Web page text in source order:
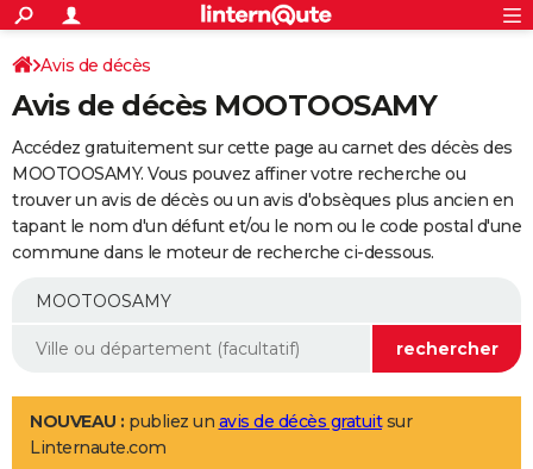
ACTUALITÉS
Politique
Société
Faits Divers
Education
Monde
Villes
+
SPORT
Coupe du monde 2026
Football
Tennis
Cyclisme
Rugby
Forum
Programme TV
TNT
Streaming
Cinéma
Sorties cinéma
Musique
+
FINANCE
Retraite
Epargne
Immobilier
Risques naturels par ville
Assurance
AUTO
Essais
Réserver un essai
Citadines
Berlines
SUV
Forum auto
+
Mobiles
Meilleur smartphone
Internet
Ordinateurs
Jeux vidéo
Guide high-tech
Aménagement intérieur
LIFESTYLE
Art de vivre
Bien-être
Loisirs
Mode
Modes de vie
Avis de décès
Avis de décès MOOTOOSAMY
Accédez gratuitement sur cette page au carnet des décès des
MOOTOOSAMY. Vous pouvez affiner votre recherche ou
trouver un avis de décès ou un avis d'obsèques plus ancien en
tapant le nom d'un défunt et/ou le nom ou le code postal d'une
commune dans le moteur de recherche ci-dessous.
NOUVEAU : publiez un avis de décès gratuitsur
Linternaute.com